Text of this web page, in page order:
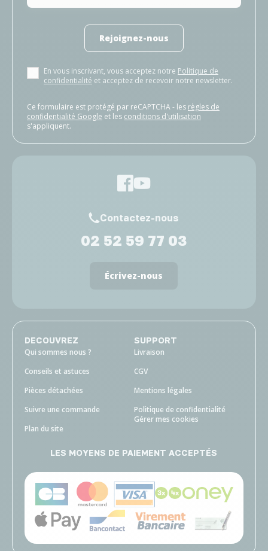
Rejoignez-nous
En vous inscrivant, vous acceptez notre Politique de
confidentialité et acceptez de recevoir notre newsletter.
Ce formulaire est protégé par reCAPTCHA - les règles de
confidentialité Google et les conditions d'utilisation
s'appliquent.
Contactez-nous
02 52 59 77 03
Écrivez-nous
DECOUVREZ
Qui sommes nous ?
Conseils et astuces
Pièces détachées
Suivre une commande
Plan du site
SUPPORT
Livraison
CGV
Mentions légales
Politique de confidentialité
Gérer mes cookies
LES MOYENS DE PAIEMENT ACCEPTÉS